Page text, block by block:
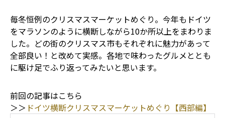
毎冬恒例のクリスマスマーケットめぐり。今年もドイツ
をマラソンのように横断しながら10か所以上をまわりま
した。どの街のクリスマス市もそれぞれに魅力があって
全部良い！と改めて実感。各地で味わったグルメととも
に駆け足でふり返ってみたいと思います。
前回の記事はこちら
＞＞ ドイツ横断クリスマスマーケットめぐり【西部編】